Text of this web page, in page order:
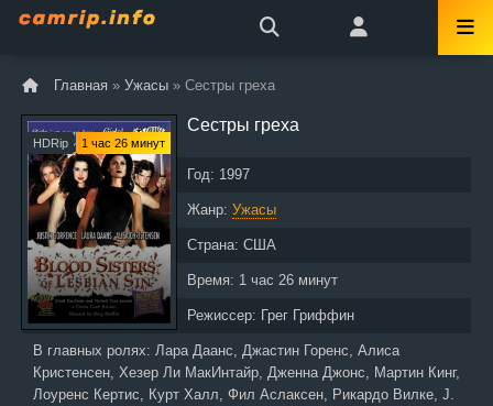
Главная » Ужасы » Сестры греха
HDRip 1 час 26 минут
Сестры греха
Год: 1997
Жанр: Ужасы
Страна: США
Время: 1 час 26 минут
Режиссер: Грег Гриффин
В главных ролях: Лара Даанс, Джастин Горенс, Алиса
Кристенсен, Хезер Ли МакИнтайр, Дженна Джонс, Мартин Кинг,
Лоуренс Кертис, Курт Халл, Фил Аслаксен, Рикардо Вилке, J.